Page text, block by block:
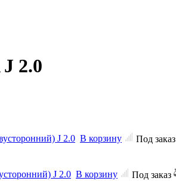
2.0
J 2.0 В корзину Под заказ
J 2.0 В корзину Под заказ